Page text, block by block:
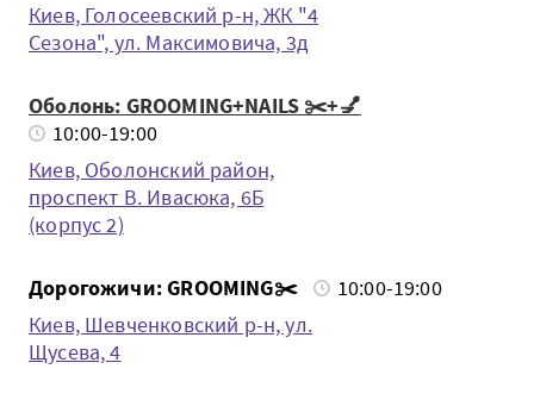
Киев, Голосеевский р-н, ЖК "4
Сезона", ул. Максимовича, 3д
Оболонь: GROOMING+NAILS ✂️+💅
10:00-19:00
Киев, Оболонский район,
проспект В. Ивасюка, 6Б
(корпус 2)
Дорогожичи: GROOMING✂️
10:00-19:00
Киев, Шевченковский р-н, ул.
Щусева, 4